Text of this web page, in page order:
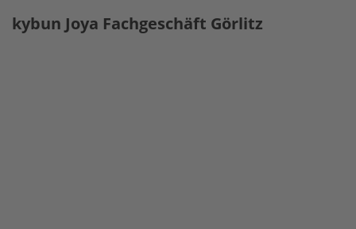
kybun Joya Fachgeschäft Görlitz